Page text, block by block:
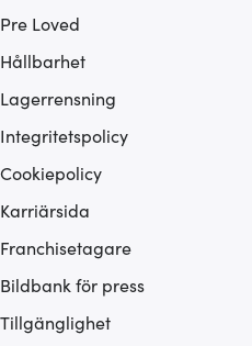
Pre Loved
Hållbarhet
Lagerrensning
Integritetspolicy
Cookiepolicy
Karriärsida
Franchisetagare
Bildbank för press
Tillgänglighet